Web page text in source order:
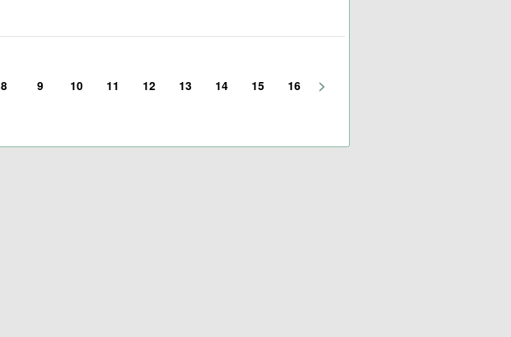
8 9 10 11 12 13 14 15 16 >